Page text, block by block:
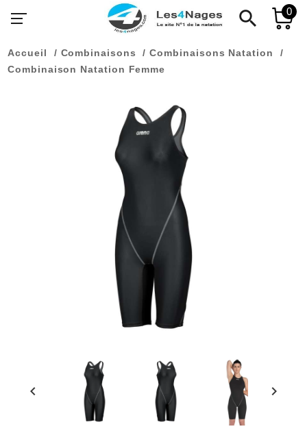
search 0
Accueil Combinaisons
Combinaisons Natation
Combinaison Natation Femme
chevron_left chevron_right